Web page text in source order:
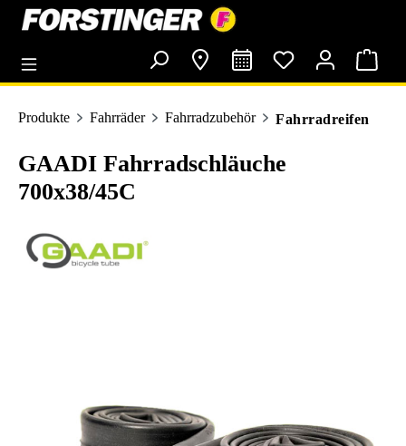
springen
Produkte Fahrräder Fahrradzubehör Fahrradreifen
GAADI Fahrradschläuche
700x38/45C